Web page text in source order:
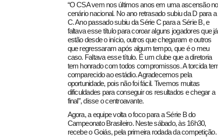
“O CSA vem nos últimos anos em uma ascensão no
cenário nacional. No ano retrasado subiu da D para a
C. Ano passado subiu da Série C para a Série B, e
faltava esse título para coroar alguns jogadores que já
estão desde o início, outros que chegaram e outros
que regressaram após algum tempo, que é o meu
caso. Faltava esse título. É um clube que a diretoria
tem honrado com todos compromissos. A torcida
comparecido ao estádio. Agradecemos pela
oportunidade, pois não foi fácil. Tivemos muitas
dificuldades para conseguir os resultados e chegar a
final”, disse o centroavante.
Agora, a equipe volta o foco para a Série B do
Campeonato Brasileiro. Neste sábado, às 16h30,
recebe o Goiás, pela primeira rodada da competição.